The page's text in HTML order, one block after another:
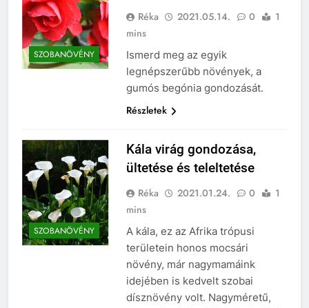
SZOBANÖVÉNY
Réka 2021.05.14. 0
1
mins
Ismerd meg az egyik
legnépszerűbb növények, a
gumós begónia gondozását.
Részletek
SZOBANÖVÉNY
Kála virág gondozása,
ültetése és teleltetése
Réka 2021.01.24. 0
1
mins
A kála, ez az Afrika trópusi
területein honos mocsári
növény, már nagymamáink
idejében is kedvelt szobai
dísznövény volt. Nagyméretű,